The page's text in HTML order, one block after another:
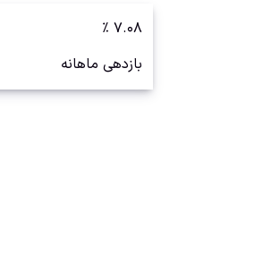
۷.۰۸ ٪
بازدهی ماهانه